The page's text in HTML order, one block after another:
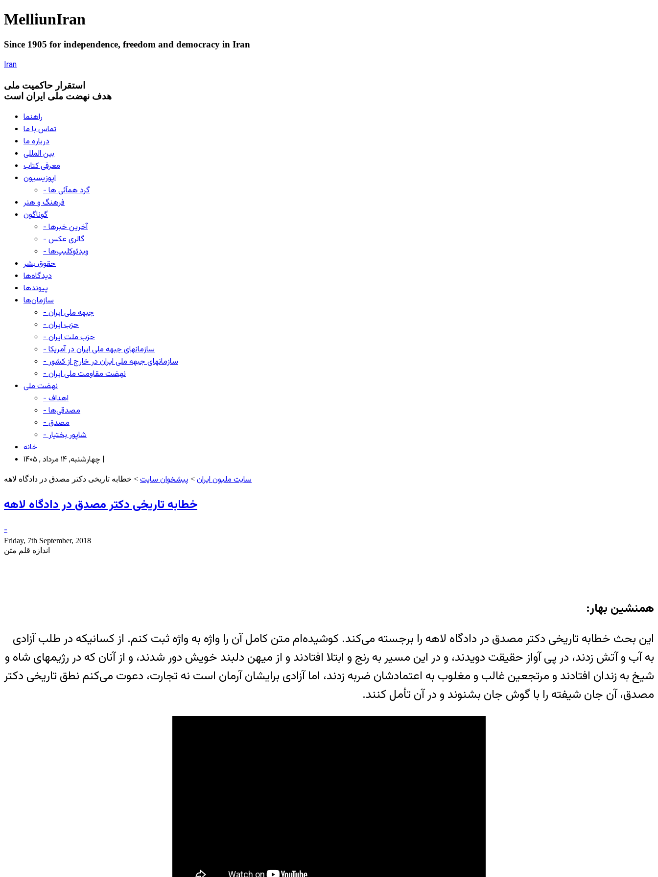
MelliunIran
Since 1905 for independence, freedom and democracy in Iran
Iran
استقرار حاکميت ملی
هدف نهضت ملی ایران است
راهنما
تماس با ما
درباره ما
بین المللی
معرفی کتاب
اپوزیسیون
- گرد همآئی ها
فرهنگ و هنر
گوناگون
- آخرین خبرها
- گالری عکس
- ویدئوکلیپ‌ها
حقوق بشر
دیدگاه‌ها
پیوندها
سازمان‌ها
- جبهه ملی ایران
- حزب ایران
- حزب ملت ایران
- سازمانهای جبهه ملی ایران در آمریکا
- سازمانهای جبهه ملی ایران در خارج از کشور
- نهضت مقاومت ملی ایران
نهضت ملی
- اهداف
- مصدقی‌ها
- مصدق
- شاپور بختیار
خانه
چهارشنبه, ۱۴ مرداد , ۱۴۰۵ |
سایت ملیون ایران > پیشخوان سایت > خطابه تاریخی دکتر مصدق در دادگاه لاهه
خطابه تاریخی دکتر مصدق در دادگاه لاهه
-
Friday, 7th September, 2018
اندازه قلم متن
همنشین بهار:
این بحث خطابه تاریخی دکتر مصدق در دادگاه لاهه را برجسته می‌کند. کوشیده‌ام متن کامل آن را واژه به واژه ثبت کنم. از کسانیکه در طلب آزادی
به آب و آتش زدند، در پی آواز حقیقت دویدند، و در این مسیر به رنج و ابتلا افتادند و از میهن دلبند خویش دور شدند، و از آنان که در رژیمهای شاه و
شیخ به زندان افتادند و مرتجعین غالب و مغلوب به اعتمادشان ضربه زدند، اما آزادی برایشان آرمان است نه تجارت، دعوت می‌کنم نطق تاریخی دکتر
مصدق، آن جان شیفته را با گوش جان بشنوند و در آن تأمل کنند.